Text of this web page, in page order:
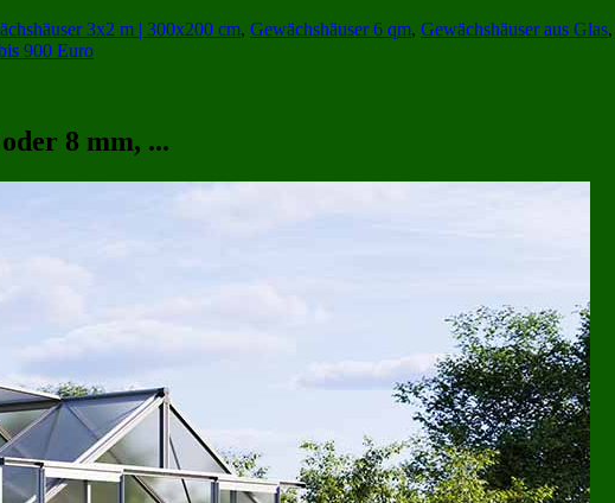
3x2 m | 300x200 cm, Gewächshäuser 6 qm, Gewächshäuser aus Glas,
900 Euro
8 mm, ...